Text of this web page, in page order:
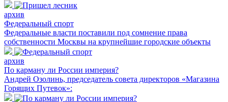
архив
Федеральный спорт
Федеральные власти поставили под сомнение права
собственности Москвы на крупнейшие городские объекты
архив
По карману ли России империя?
Андрей Озолинь, председатель совета директоров «Магазина
Горящих Путевок»: